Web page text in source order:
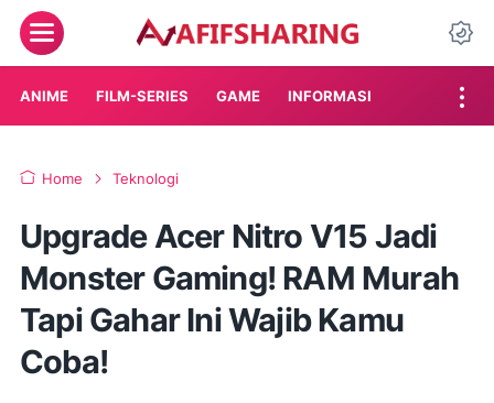
Menu
ANIME FILM-SERIES GAME INFORMASI
Home Teknologi
Upgrade Acer Nitro V15 Jadi
Monster Gaming! RAM Murah
Tapi Gahar Ini Wajib Kamu
Coba!